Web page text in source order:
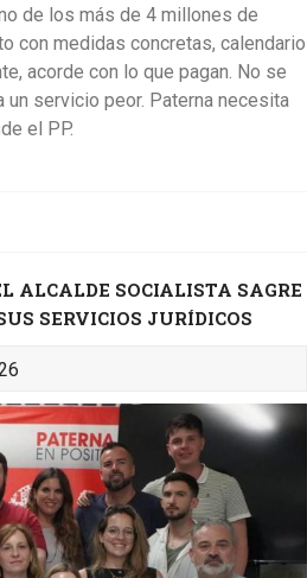
de los más de 4 millones de
con medidas concretas, calendario
acorde con lo que pagan. No se
servicio peor. Paterna necesita
el PP.
ALCALDE SOCIALISTA SAGRE
SERVICIOS JURÍDICOS